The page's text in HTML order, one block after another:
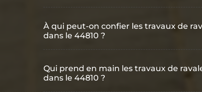
À qui peut-on confier les travaux de
dans le 44810 ?
Qui prend en main les travaux de
dans le 44810 ?